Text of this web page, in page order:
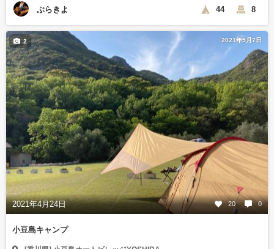
ぶらきよ 44 8
2021年5月7日
2021年4月24日 20 0
2
小豆島キャンプ